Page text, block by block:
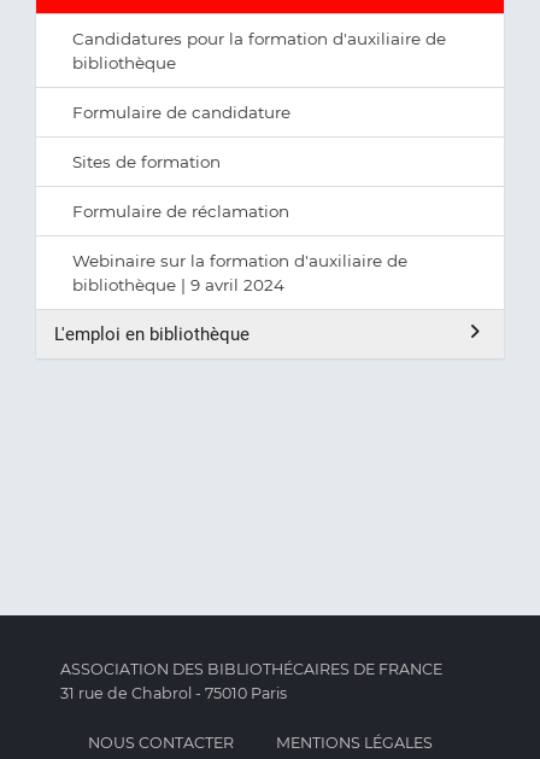
Candidatures pour la formation d'auxiliaire de
bibliothèque
Formulaire de candidature
Sites de formation
Formulaire de réclamation
Webinaire sur la formation d'auxiliaire de
bibliothèque | 9 avril 2024
L'emploi en bibliothèque
ASSOCIATION DES BIBLIOTHÉCAIRES DE FRANCE
31 rue de Chabrol - 75010 Paris
NOUS CONTACTER MENTIONS LÉGALES